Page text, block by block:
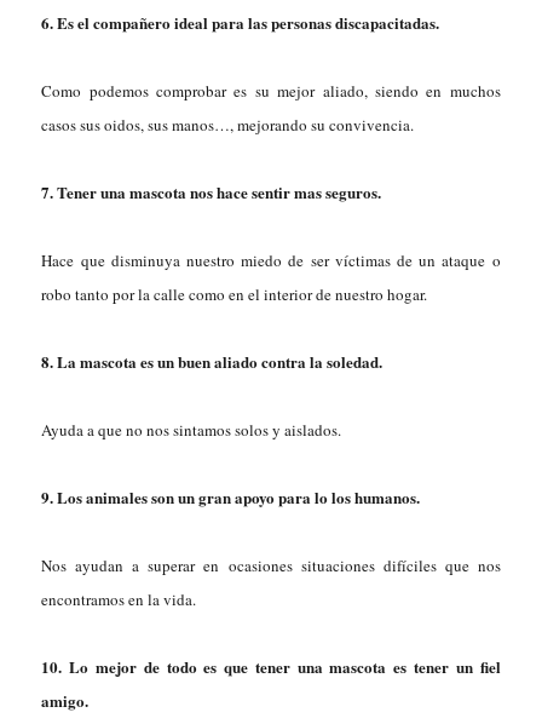
6. Es el compañero ideal para las personas discapacitadas.
Como podemos comprobar es su mejor aliado, siendo en muchos
casos sus oidos, sus manos…, mejorando su convivencia.
7. Tener una mascota nos hace sentir mas seguros.
Hace que disminuya nuestro miedo de ser víctimas de un ataque o
robo tanto por la calle como en el interior de nuestro hogar.
8. La mascota es un buen aliado contra la soledad.
Ayuda a que no nos sintamos solos y aislados.
9. Los animales son un gran apoyo para lo los humanos.
Nos ayudan a superar en ocasiones situaciones difíciles que nos
encontramos en la vida.
10. Lo mejor de todo es que tener una mascota es tener un fiel
amigo.